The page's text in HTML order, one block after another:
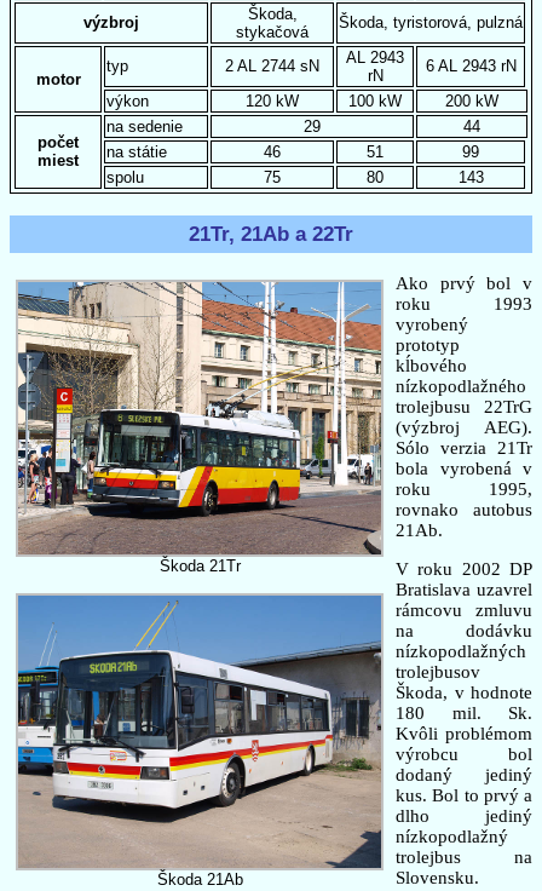
výzbroj
Škoda,
stykačová
Škoda, tyristorová, pulzná
motor
typ 2 AL 2744 sN
AL 2943
rN
6 AL 2943 rN
výkon
120 kW 100 kW 200 kW
počet
miest
na sedenie 29
44
na státie
46 51
99
spolu
75 80 143
21Tr, 21Ab a 22Tr
Škoda 21Tr
Škoda 21Ab
Ako prvý bol v
roku 1993
vyrobený
prototyp
kĺbového
nízkopodlažného
trolejbusu 22TrG
(výzbroj AEG).
Sólo verzia 21Tr
bola vyrobená v
roku 1995,
rovnako autobus
21Ab.
V roku 2002 DP
Bratislava uzavrel
rámcovu zmluvu
na dodávku
nízkopodlažných
trolejbusov
Škoda, v hodnote
180 mil. Sk.
Kvôli problémom
výrobcu bol
dodaný jediný
kus. Bol to prvý a
dlho jediný
nízkopodlažný
trolejbus na
Slovensku.